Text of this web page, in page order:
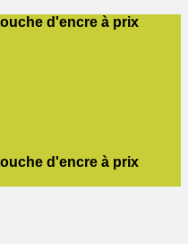
d'encre à prix
d'encre à prix